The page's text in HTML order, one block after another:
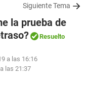
Siguiente Tema
la prueba de
Resuelto
a las 16:16
las 21:37